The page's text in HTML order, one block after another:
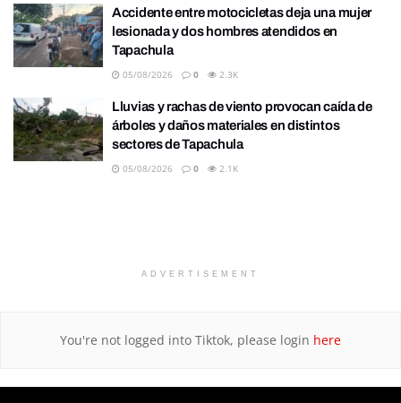
Accidente entre motocicletas deja una mujer
lesionada y dos hombres atendidos en
Tapachula
05/08/2026 0 2.3K
Lluvias y rachas de viento provocan caída de
árboles y daños materiales en distintos
sectores de Tapachula
05/08/2026 0 2.1K
ADVERTISEMENT
You're not logged into Tiktok, please login here